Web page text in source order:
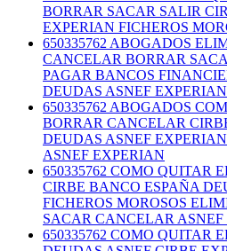
BORRAR SACAR SALIR
EXPERIAN FICHEROS
650335762 ABOGADOS
CANCELAR BORRAR
PAGAR BANCOS
DEUDAS ASNEF
650335762 ABOGADOS
BORRAR CANCELAR
DEUDAS ASNEF
ASNEF EXPERIAN
650335762 COMO QUITAR
CIRBE BANCO ESPAÑA
FICHEROS MOROSOS
SACAR CANCELAR
650335762 COMO QUITAR